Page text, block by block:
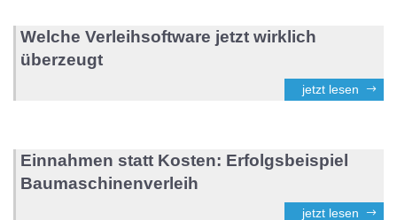
Welche Verleihsoftware jetzt wirklich
überzeugt
jetzt lesen
Einnahmen statt Kosten: Erfolgsbeispiel
Baumaschinenverleih
jetzt lesen